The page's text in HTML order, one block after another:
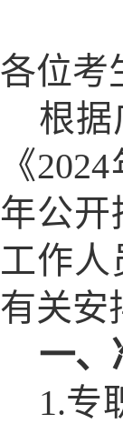
各位考
根据
《
年公开
工作人
有关安
一、
1.专